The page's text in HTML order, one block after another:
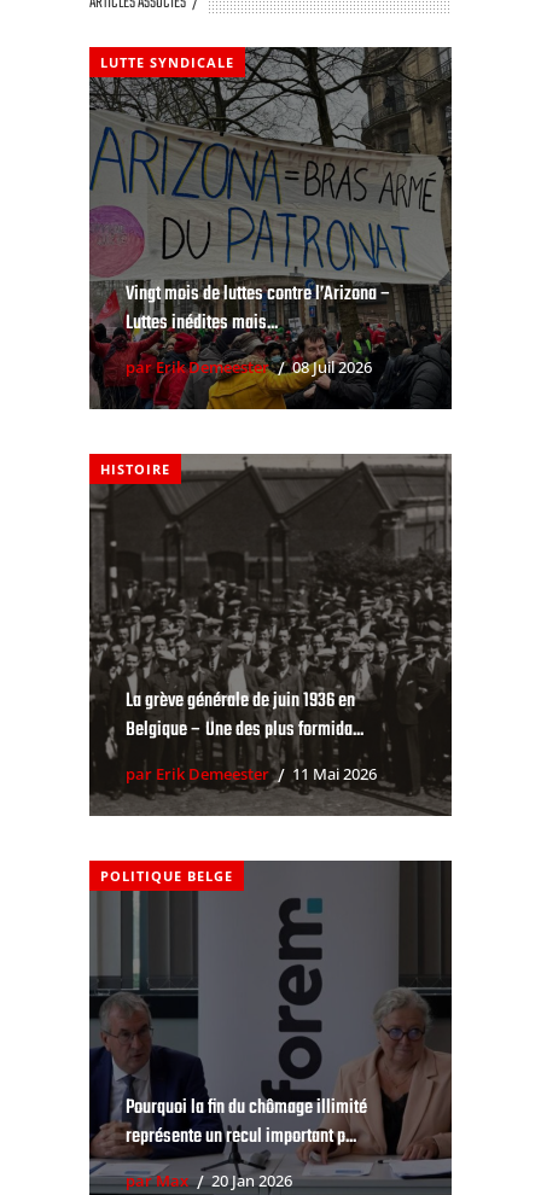
LUTTE SYNDICALE
Vingt mois de luttes contre l’Arizona –
Luttes inédites mais...
par Erik Demeester 08 Juil 2026
HISTOIRE
La grève générale de juin 1936 en
Belgique – Une des plus formida...
par Erik Demeester 11 Mai 2026
POLITIQUE BELGE
Pourquoi la fin du chômage illimité
représente un recul important p...
par Max 20 Jan 2026